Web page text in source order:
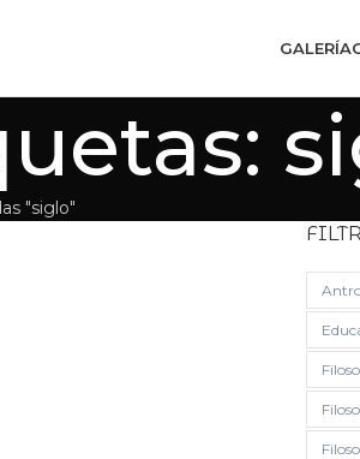
GALERÍA
"siglo"